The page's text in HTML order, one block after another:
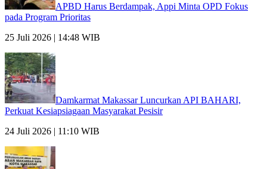
APBD Harus Berdampak, Appi Minta OPD Fokus
pada Program Prioritas
25 Juli 2026 | 14:48 WIB
Damkarmat Makassar Luncurkan API BAHARI,
Perkuat Kesiapsiagaan Masyarakat Pesisir
24 Juli 2026 | 11:10 WIB